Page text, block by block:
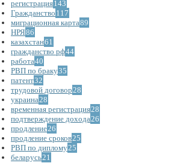
регистрация143
Гражданство 117
миграционная карта89
НРЯ86
казахстан61
гражданство рф44
работа40
РВП по браку35
патент32
трудовой договор28
украина28
временная регистрация28
подтверждение дохода26
продление26
продление сроков25
РВП по диплому25
беларусь21